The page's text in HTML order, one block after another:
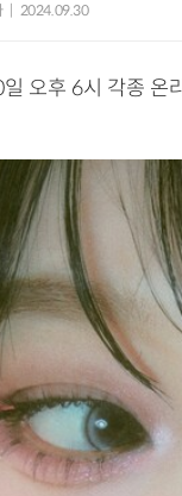
2024.09.30
오후 6시 각종 온